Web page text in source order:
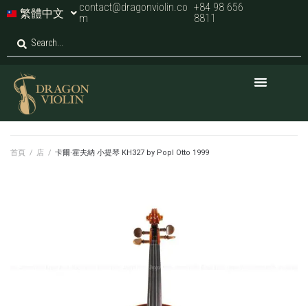
繁體中文
contact@dragonviolin.co
m
+84 98 656
8811
首頁 / 店 / 卡爾·霍夫納 小提琴 KH327 by Popl Otto 1999